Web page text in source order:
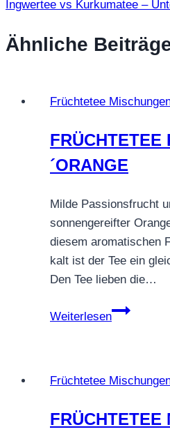
Ingwertee vs Kurkumatee –
Ähnliche
Früchtetee
FRÜCHTETEE
´ORANGE
Milde Passionsfrucht
sonnengereifter
diesem aromatischen
kalt ist der Tee ein
Den Tee lieben die…
Weiterlesen
Früchtetee
FRÜCHTETEE